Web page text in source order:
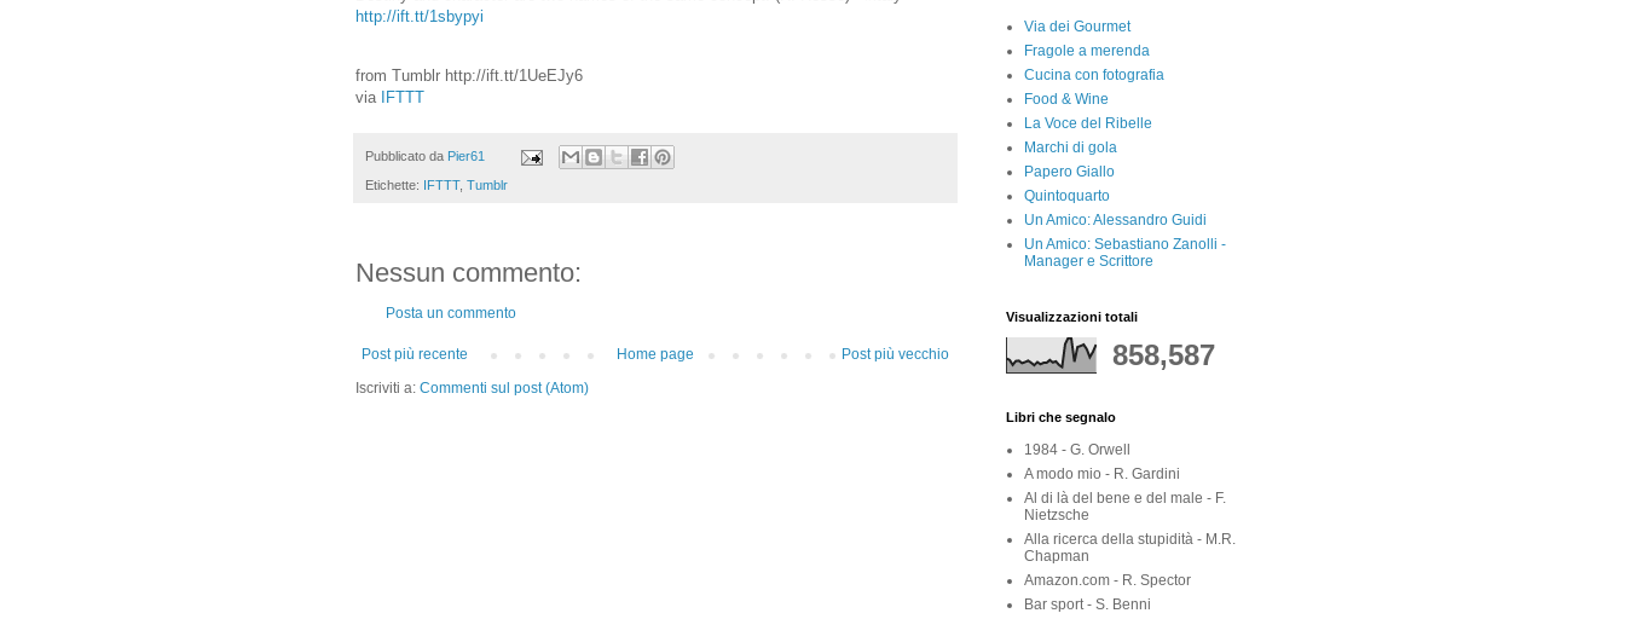
http://ift.tt/1sbypyi
from Tumblr http://ift.tt/1UeEJy6
via IFTTT
Pubblicato da Pier61
Etichette: IFTTT, Tumblr
Nessun commento:
Posta un commento
Post più recente Post più vecchio
Home page
Iscriviti a: Commenti sul post (Atom)
Via dei Gourmet
Fragole a merenda
Cucina con fotografia
Food & Wine
La Voce del Ribelle
Marchi di gola
Papero Giallo
Quintoquarto
Un Amico: Alessandro Guidi
Un Amico: Sebastiano Zanolli -
Manager e Scrittore
Visualizzazioni totali
858,587
Libri che segnalo
1984 - G. Orwell
A modo mio - R. Gardini
Al di là del bene e del male - F.
Nietzsche
Alla ricerca della stupidità - M.R.
Chapman
Amazon.com - R. Spector
Bar sport - S. Benni